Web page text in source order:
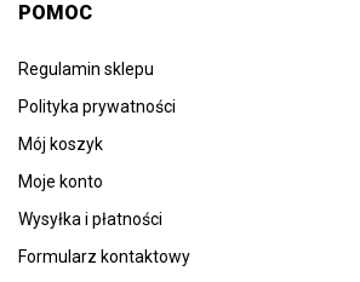
POMOC
Regulamin sklepu
Polityka prywatności
Mój koszyk
Moje konto
Wysyłka i płatności
Formularz kontaktowy